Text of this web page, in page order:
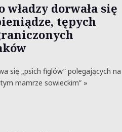
władzy dorwała się
tępych
się „psich figlów” polegających na
mamrze sowieckim” »